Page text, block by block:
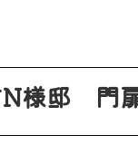
様邸 門